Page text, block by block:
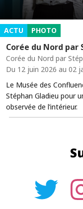
ACTU PHOTO
Corée du Nord par
Corée du Nord par
Du 12 juin 2026 au 02
Le Musée des
Stéphan Gladieu pour
observée de l’intérieur.